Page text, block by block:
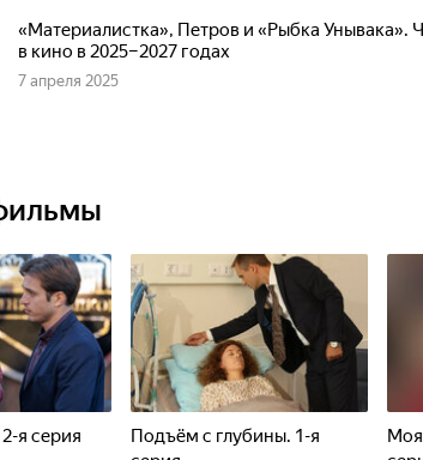
«Материалистка», Петров и «Рыбка Унывака».
в кино в 2025–2027 годах
7 апреля 2025
я серия
Подъём с глубины. 1-я